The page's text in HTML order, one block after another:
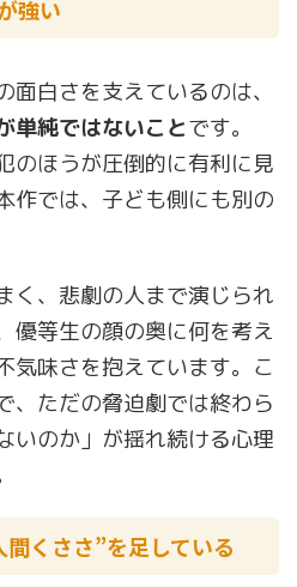
強い
面白さを支えているのは、
単純ではないことです。
のほうが圧倒的に有利に見
作では、子ども側にも別の
く、悲劇の人まで演じられ
優等生の顔の奥に何を考え
気味さを抱えています。こ
、ただの脅迫劇では終わら
いのか」が揺れ続ける心理
くささ”を足している